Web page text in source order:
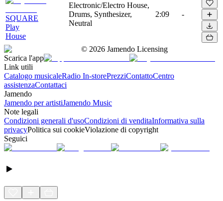
SQUARE
Play
House
Electronic/Electro House,
Drums, Synthesizer,
Neutral
2:09 -
© 2026 Jamendo Licensing
Scarica l'app
Link utili
Catalogo musicaleRadio In-storePrezziContattoCentro
assistenzaContattaci
Jamendo
Jamendo per artistiJamendo Music
Note legali
Condizioni generali d'usoCondizioni di venditaInformativa sulla
privacyPolitica sui cookieViolazione di copyright
Seguici